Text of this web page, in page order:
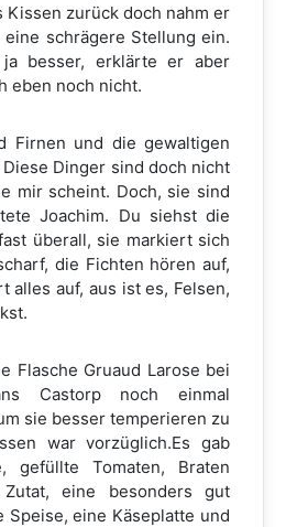
Kissen zurück doch nahm er
schrägere Stellung ein.
besser, erklärte er aber
eben noch nicht.
Firnen und die gewaltigen
Dinger sind doch nicht
mir scheint. Doch, sie sind
Joachim. Du siehst die
überall, sie markiert sich
die Fichten hören auf,
alles auf, aus ist es, Felsen,
Flasche Gruaud Larose bei
Castorp noch einmal
sie besser temperieren zu
war vorzüglich.Es gab
gefüllte Tomaten, Braten
eine besonders gut
Speise, eine Käseplatte und